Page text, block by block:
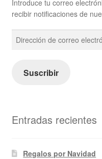
Introduce tu correo
recibir notificaciones de
Dirección
de
electrónico
Suscribir
Entradas recientes
Regalos por Navidad